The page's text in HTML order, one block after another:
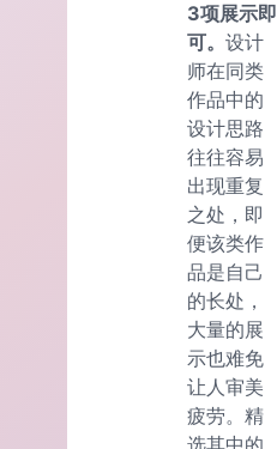
3项展示即
可。 设计
师在同类
作品中的
设计思路
往往容易
出现重复
之处，即
便该类作
品是自己
的长处，
大量的展
示也难免
让人审美
疲劳。精